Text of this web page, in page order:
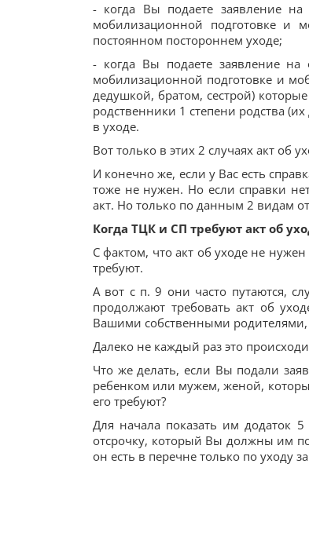
- когда Вы подаете заявление
мобилизационной подготовке и
постоянном постороннем уходе;
- когда Вы подаете заявление
мобилизационной подготовке и
дедушкой, братом, сестрой)
родственники 1 степени родства
в уходе.
Вот только в этих 2 случаях акт об
И конечно же, если у Вас есть
тоже не нужен. Но если справки
акт. Но только по данным 2 видам
Когда ТЦК и СП требуют акт об
С фактом, что акт об уходе не
требуют.
А вот с п. 9 они часто путаются,
продолжают требовать акт об
Вашими собственными
Далеко не каждый раз это
Что же делать, если Вы подали
ребенком или мужем, женой,
его требуют?
Для начала показать им додаток
отсрочку, который Вы должны им
он есть в перечне только по уходу